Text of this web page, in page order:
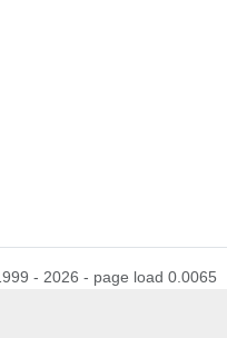
- 2026 - page load 0.0065